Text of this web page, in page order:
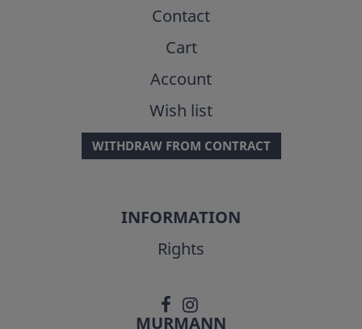
Contact
Cart
Account
Wish list
WITHDRAW FROM CONTRACT
INFORMATION
Rights
MURMANN